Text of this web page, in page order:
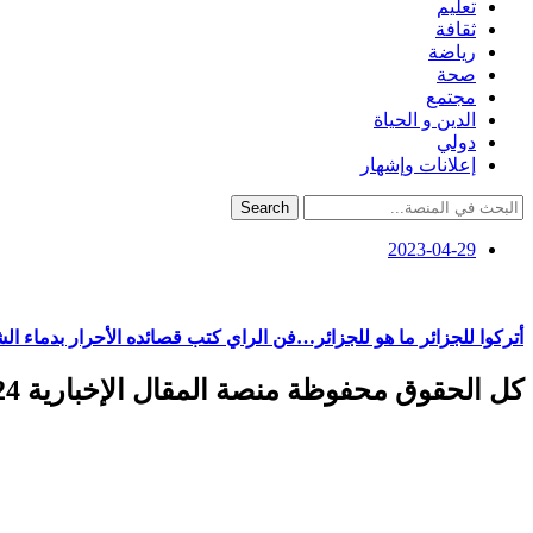
تعليم
ثقافة
رياضة
صحة
مجتمع
الدين و الحياة
دولي
إعلانات وإشهار
Search
2023-04-29
أتركوا للجزائر ما هو للجزائر…فن الراي كتب قصائده الأحرار بدماء
كل الحقوق محفوظة منصة المقال الإخبارية 2024 ©